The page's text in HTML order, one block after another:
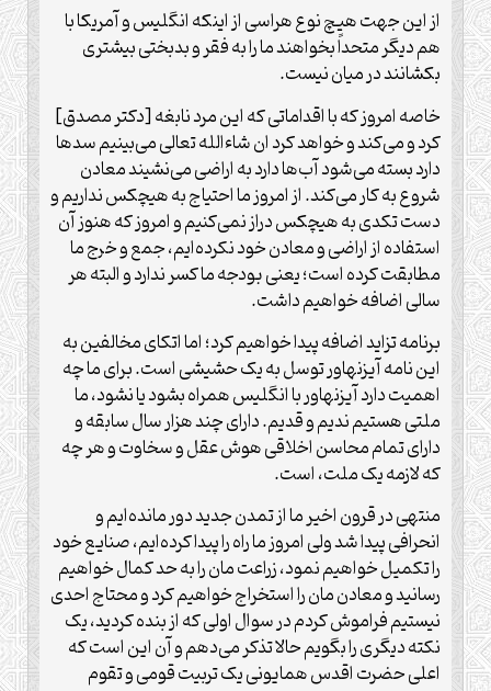
از این جهت هیچ نوع هراسی از اینکه انگلیس و آمریکا با
هم دیگر متحداً بخواهند ما را به فقر و بدبختی بیشتری
بکشانند در میان نیست.
خاصه امروز که با اقداماتی که این مرد نابغه [دکتر مصدق]
کرد و می‌کند و خواهد کرد ان شاءالله تعالی می‌بینیم سدها
دارد بسته می‌شود آب‌ها دارد به اراضی می‌نشیند معادن
شروع به کار می‌کند. از امروز ما احتیاج به هیچکس نداریم و
دست تکدی به هیچکس دراز نمی‌کنیم و امروز که هنوز آن
استفاده از اراضی و معادن خود نکرده‌ایم، جمع و خرج ما
مطابقت کرده است؛ یعنی بودجه ما کسر ندارد و البته هر
سالی اضافه خواهیم داشت.
برنامه تزاید اضافه پیدا خواهیم کرد؛ اما اتکای مخالفین به
این نامه آیزنهاور توسل به یک حشیشی است. برای ما چه
اهمیت دارد آیزنهاور با انگلیس همراه بشود یا نشود، ما
ملتی هستیم ندیم و قدیم. دارای چند هزار سال سابقه و
دارای تمام محاسن اخلاقی هوش عقل و سخاوت و هر چه
که لازمه یک ملت، است.
منتهی در قرون اخیر ما از تمدن جدید دور مانده‌ایم و
انحرافی پیدا شد ولی امروز ما راه را پیدا کرده‌ایم، صنایع خود
را تکمیل خواهیم نمود، زراعت مان را به حد کمال خواهیم
رسانید و معادن مان را استخراج خواهیم کرد و محتاج احدی
نیستیم فراموش کردم در سوال اولی که از بنده کردید، یک
نکته دیگری را بگویم حالا تذکر می‌دهم و آن این است که
اعلی حضرت اقدس همایونی یک تربیت قومی و تقوم